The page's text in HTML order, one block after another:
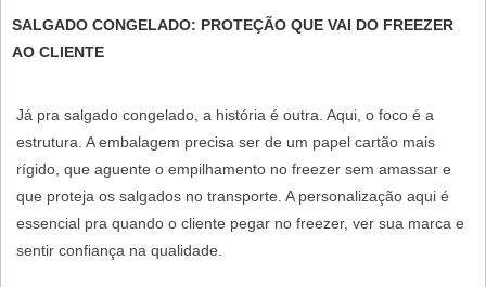
SALGADO CONGELADO: PROTEÇÃO QUE VAI DO FREEZER
AO CLIENTE
Já pra salgado congelado, a história é outra. Aqui, o foco é a
estrutura. A embalagem precisa ser de um papel cartão mais
rígido, que aguente o empilhamento no freezer sem amassar e
que proteja os salgados no transporte. A personalização aqui é
essencial pra quando o cliente pegar no freezer, ver sua marca e
sentir confiança na qualidade.